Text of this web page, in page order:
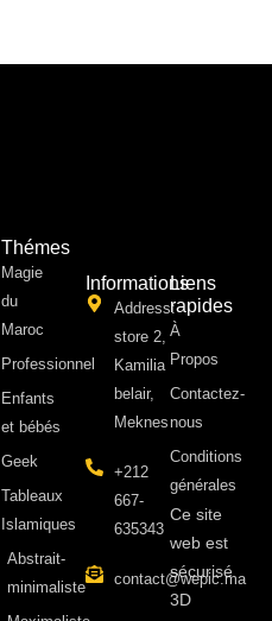
Thémes
Magie
du
Maroc
Professionnel
Enfants
et bébés
Geek
Tableaux
Islamiques
Abstrait-
minimaliste
Informations
Address:
store 2,
Kamilia
belair,
Meknes
+212
667-
635343
contact@wepic.ma
Liens
rapides
À
Propos ​
Contactez-
nous
Conditions
générales
Ce site
web est
sécurisé
3D